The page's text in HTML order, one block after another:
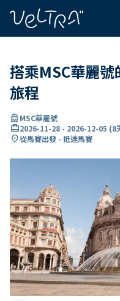
搭乘MSC華麗
旅程
directions_boatMSC華麗號
card_travel2026-11-28 - 2026-12-05 (8
location_on從馬賽出發 - 抵達馬賽